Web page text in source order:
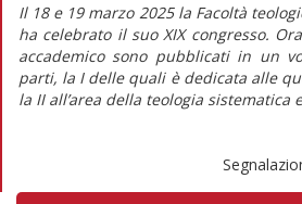
Il 18 e 19 marzo 2025 la Facoltà
ha celebrato il suo XIX congresso.
accademico sono pubblicati in un
parti, la I delle quali è dedicata alle
la II all’area della teologia sistematica